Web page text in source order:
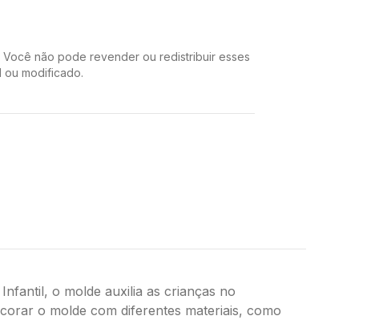
não pode revender ou redistribuir esses
ou modificado.
Pinterest
o molde auxilia as crianças no
o molde com diferentes materiais, como